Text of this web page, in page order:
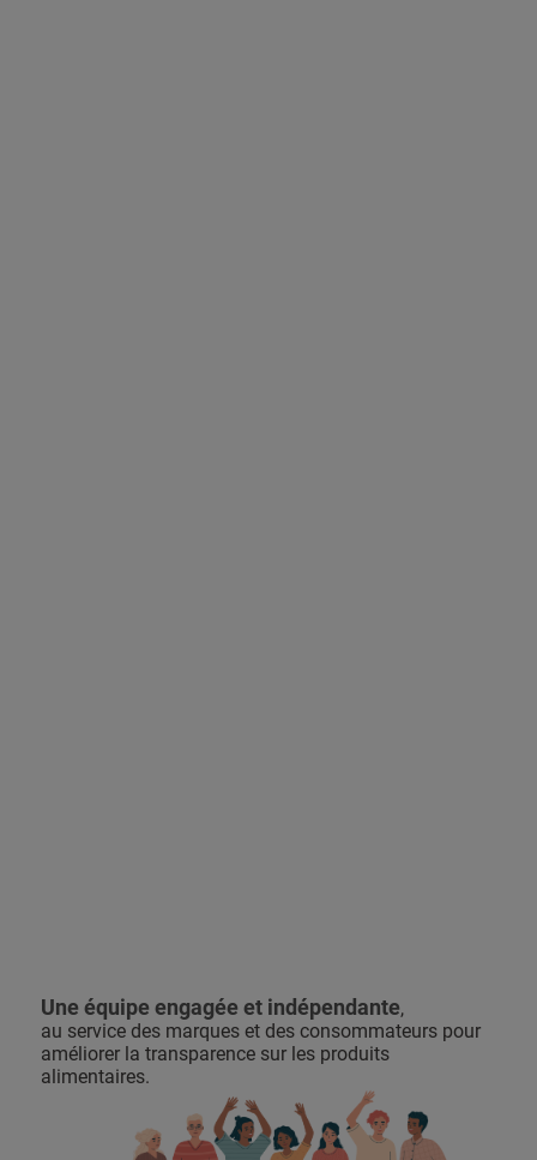
Une équipe engagée et indépendante,
au service des marques et des consommateurs pour
améliorer la transparence sur les produits
alimentaires.